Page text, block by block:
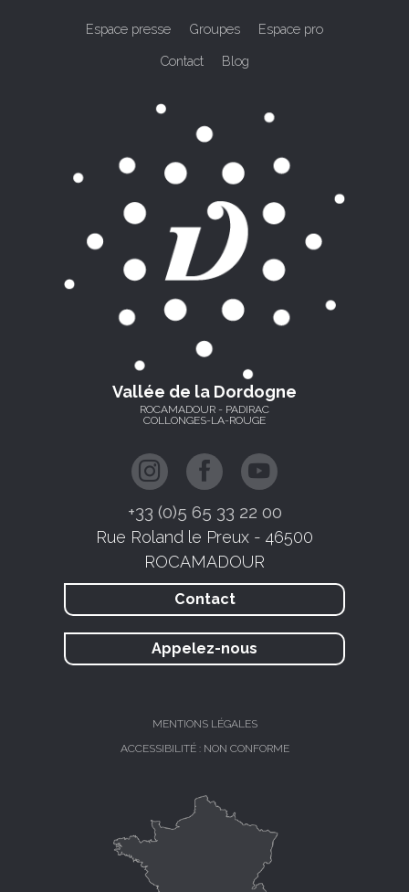
Espace presse Groupes Espace pro
Contact Blog
Vallée de la Dordogne
ROCAMADOUR - PADIRAC
COLLONGES-LA-ROUGE
+33 (0)5 65 33 22 00
Rue Roland le Preux - 46500
ROCAMADOUR
Contact
Appelez-nous
MENTIONS LÉGALES
ACCESSIBILITÉ : NON CONFORME